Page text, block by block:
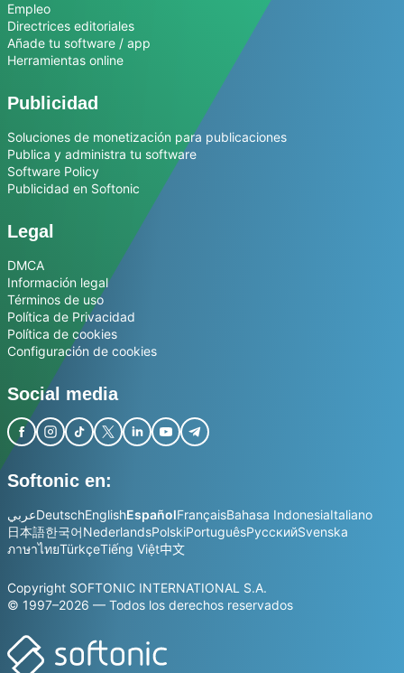
Empleo
Directrices editoriales
Añade tu software / app
Herramientas online
Publicidad
Soluciones de monetización para publicaciones
Publica y administra tu software
Software Policy
Publicidad en Softonic
Legal
DMCA
Información legal
Términos de uso
Política de Privacidad
Política de cookies
Configuración de cookies
Social media
Softonic en:
عربيDeutschEnglishEspañolFrançaisBahasa IndonesiaItaliano
日本語한국어NederlandsPolskiPortuguêsРусскийSvenska
ภาษาไทยTürkçeTiếng Việt中文
Copyright SOFTONIC INTERNATIONAL S.A.
© 1997–2026 — Todos los derechos reservados